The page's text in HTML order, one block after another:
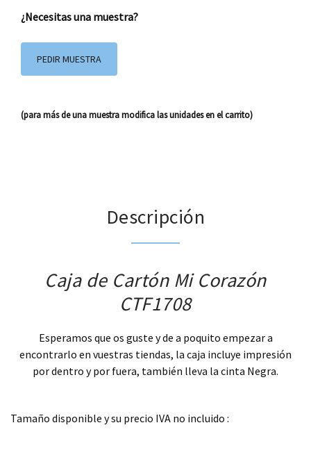
¿Necesitas una muestra?
PEDIR MUESTRA
(para más de una muestra modifica las unidades en el carrito)
Descripción
Caja de Cartón Mi Corazón
CTF1708
Esperamos que os guste y de a poquito empezar a
encontrarlo en vuestras tiendas, la caja incluye impresión
por dentro y por fuera, también lleva la cinta Negra.
Tamaño disponible y su precio IVA no incluido :